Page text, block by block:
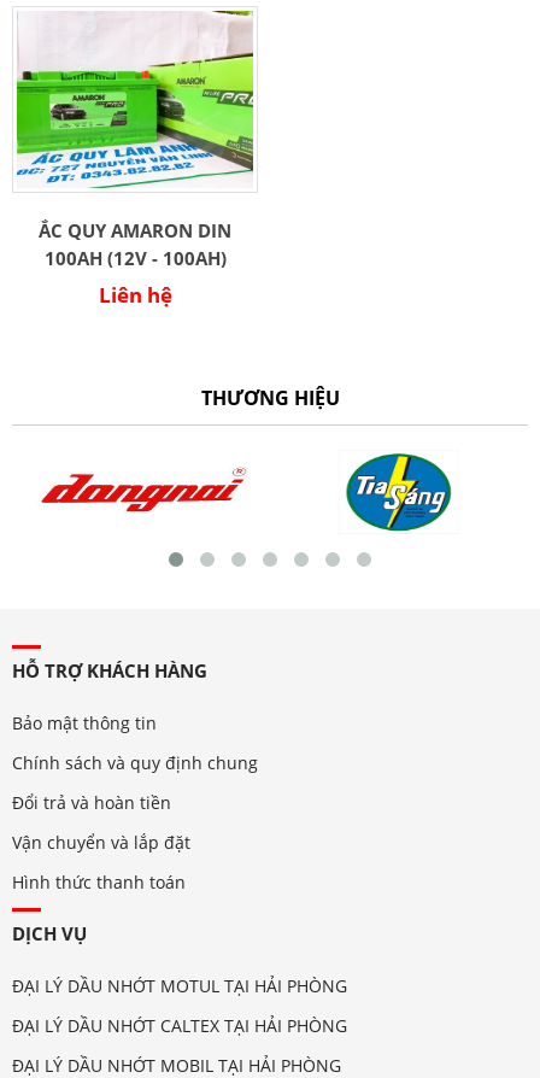
ẮC QUY AMARON DIN
100AH (12V - 100AH)
Liên hệ
THƯƠNG HIỆU
HỖ TRỢ KHÁCH HÀNG
Bảo mật thông tin
Chính sách và quy định chung
Đổi trả và hoàn tiền
Vận chuyển và lắp đặt
Hình thức thanh toán
DỊCH VỤ
ĐẠI LÝ DẦU NHỚT MOTUL TẠI HẢI PHÒNG
ĐẠI LÝ DẦU NHỚT CALTEX TẠI HẢI PHÒNG
ĐẠI LÝ DẦU NHỚT MOBIL TẠI HẢI PHÒNG